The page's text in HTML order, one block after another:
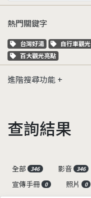
熱門關鍵字
關鍵字標籤
台灣好湯 關鍵字標籤
自行車觀光
關鍵字標籤
百大觀光亮點
進階搜尋功能
查詢結果
全部
346 影音 346
宣傳手冊 0 照片 0